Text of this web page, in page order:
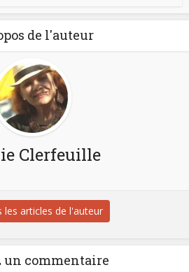
de l'auteur
Clerfeuille
les articles de l'auteur
un commentaire